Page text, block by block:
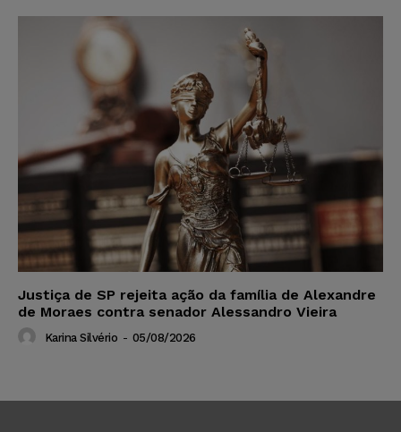
Justiça de SP rejeita ação da família de Alexandre
de Moraes contra senador Alessandro Vieira
Karina Silvério - 05/08/2026